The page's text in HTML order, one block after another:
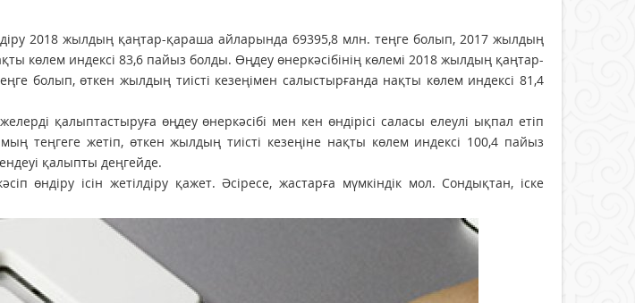
2018 жылдың қаңтар-қараша айларында 69395,8 млн. теңге болып, 2017 жылдың
көлем индексі 83,6 пайыз болды. Өңдеу өнеркәсібінің көлемі 2018 жылдың қаңтар-
болып, өткен жылдың тиісті кезеңімен салыстырғанда нақты көлем индексі 81,4
қалып­тастыруға өңдеу өнеркәсібі мен кен өндірісі саласы елеулі ықпал етіп
теңгеге жетіп, өткен жылдың тиісті кезеңіне нақты көлем индексі 100,4 пайыз
қалыпты деңгейде.
өндіру ісін жетілдіру қажет. Әсіресе, жастарға мүмкіндік мол. Сондықтан, іске